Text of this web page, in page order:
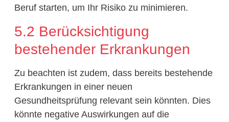
Beruf starten, um Ihr Risiko zu minimieren.
5.2 Berücksichtigung
bestehender Erkrankungen
Zu beachten ist zudem, dass bereits bestehende
Erkrankungen in einer neuen
Gesundheitsprüfung relevant sein könnten. Dies
könnte negative Auswirkungen auf die